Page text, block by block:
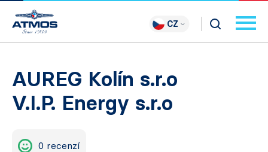
CZ
AUREG Kolín s.r.o
V.I.P. Energy s.r.o
0 recenzí